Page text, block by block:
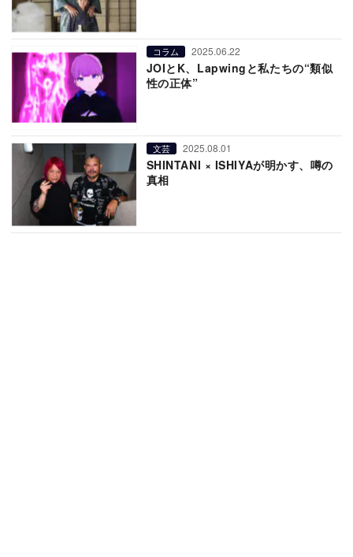
コラム 2025.06.22
JOIとK、Lapwingと私たちの“類似
性の正体”
文芸 2025.08.01
SHINTANI × ISHIYAが明かす、噂の
真相